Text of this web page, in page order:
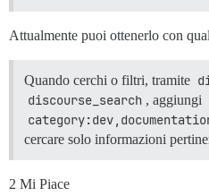
Attualmente puoi ottenerlo con
Quando cerchi o filtri, tramite
discourse_search , aggiungi
cercare solo informazioni
2 Mi Piace